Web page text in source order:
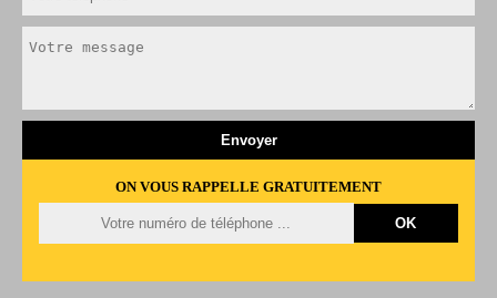
ON VOUS RAPPELLE GRATUITEMENT